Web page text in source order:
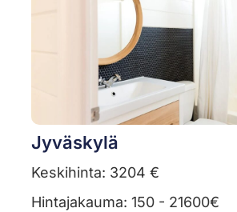
Jyväskylä
Keskihinta: 3204 €
Hintajakauma: 150 - 21600€